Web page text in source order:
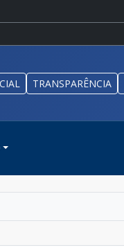
TRANSPARÊNCIA